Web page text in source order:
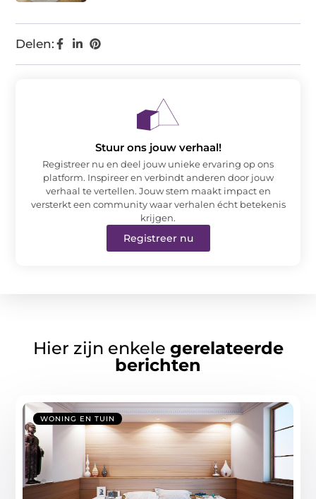
Delen:
Stuur ons jouw verhaal!
Registreer nu en deel jouw unieke ervaring op ons
platform. Inspireer en verbindt anderen door jouw
verhaal te vertellen. Jouw stem maakt impact en
versterkt een community waar verhalen écht betekenis
krijgen.
Registreer nu
Hier zijn enkele gerelateerde
berichten
WONING EN TUIN